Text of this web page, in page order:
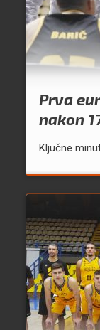
Prva
nakon
Ključne